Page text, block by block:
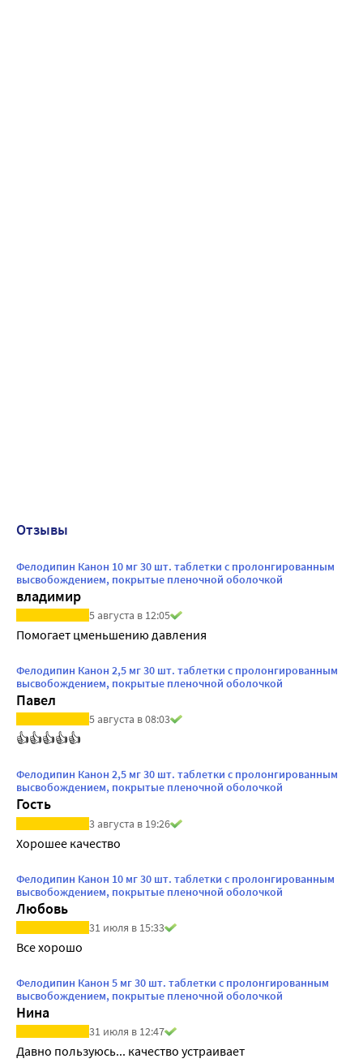
Отзывы
Фелодипин Канон 10 мг 30 шт. таблетки с пролонгированным
высвобождением, покрытые пленочной оболочкой
владимир
5 августа в 12:05
Помогает цменьшению давления
Фелодипин Канон 2,5 мг 30 шт. таблетки с пролонгированным
высвобождением, покрытые пленочной оболочкой
Павел
5 августа в 08:03
👍👍👍👍👍
Фелодипин Канон 2,5 мг 30 шт. таблетки с пролонгированным
высвобождением, покрытые пленочной оболочкой
Гость
3 августа в 19:26
Хорошее качество
Фелодипин Канон 10 мг 30 шт. таблетки с пролонгированным
высвобождением, покрытые пленочной оболочкой
Любовь
31 июля в 15:33
Все хорошо
Фелодипин Канон 5 мг 30 шт. таблетки с пролонгированным
высвобождением, покрытые пленочной оболочкой
Нина
31 июля в 12:47
Давно пользуюсь... качество устраивает